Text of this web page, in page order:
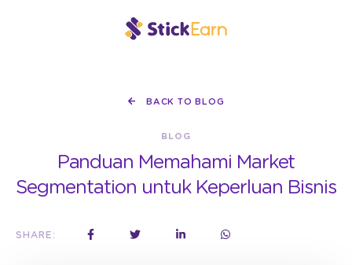
BACK TO BLOG
BLOG
Panduan Memahami Market
Segmentation untuk Keperluan Bisnis
SHARE: